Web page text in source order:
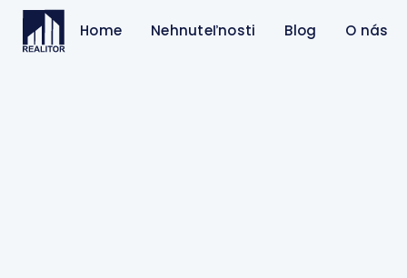
Home Nehnuteľnosti Blog O nás